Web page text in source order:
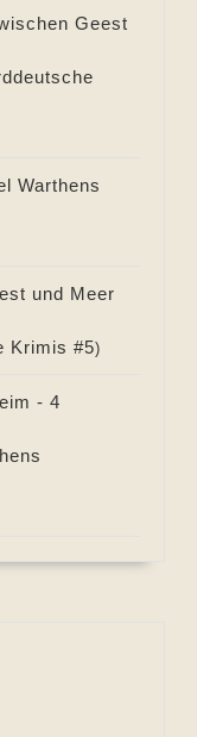
Geest
Warthens
und Meer
Krimis #5)
- 4